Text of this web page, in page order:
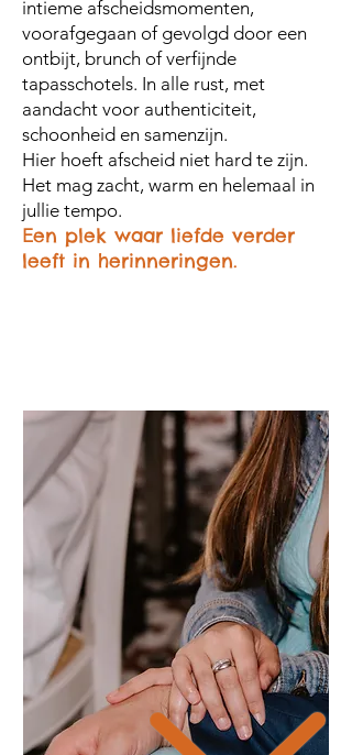
intieme afscheidsmomenten,
voorafgegaan of gevolgd door een
ontbijt, brunch of verfijnde
tapasschotels. In alle rust, met
aandacht voor authenticiteit,
schoonheid en samenzijn.
Hier hoeft afscheid niet hard te zijn.
Het mag zacht, warm en helemaal in
jullie tempo.
Een plek waar liefde verder
leeft in herinneringen.